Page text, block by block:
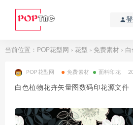
当前位置： POP花型网 > 花型 > 免费素材 > 白
POP花型网 免费素材 面料印花
白色植物花卉矢量图数码印花源文件